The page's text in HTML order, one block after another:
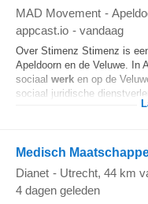
MAD Movement -
appcast.io - vandaag
Over Stimenz Stimenz is
Apeldoorn en de Veluwe. In
sociaal werk en op de
sociaal juridische
Medisch
Dianet - Utrecht, 44 km
4 dagen geleden